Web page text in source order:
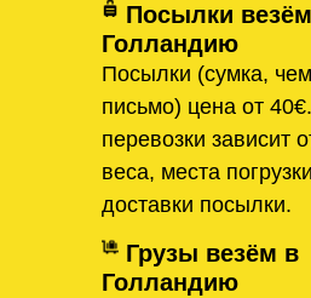
Посылки
Голландию
Посылки (сумка,
письмо) цена от
перевозки зависит
веса, места
доставки посылки.
Грузы везём в
Голландию